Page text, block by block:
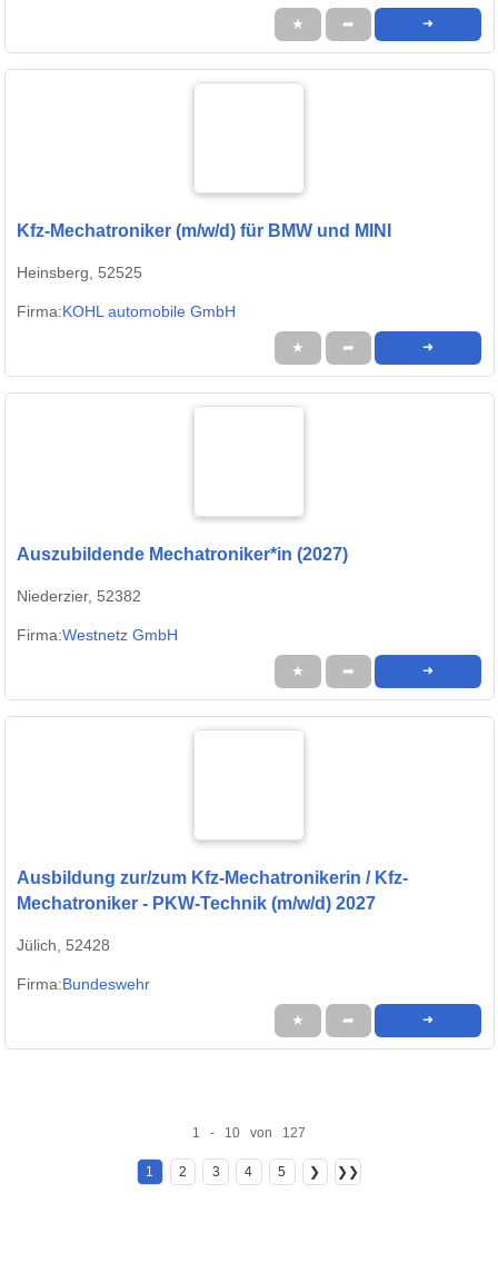
★ ➦ ➜
Kfz-Mechatroniker (m/w/d) für BMW und MINI
Heinsberg, 52525
Firma:KOHL automobile GmbH
★ ➦ ➜
Auszubildende Mechatroniker*in (2027)
Niederzier, 52382
Firma:Westnetz GmbH
★ ➦ ➜
Ausbildung zur/zum Kfz-Mechatronikerin / Kfz-
Mechatroniker - PKW-Technik (m/w/d) 2027
Jülich, 52428
Firma:Bundeswehr
★ ➦ ➜
1 - 10 von 127
1 2 3 4 5 ❯ ❯❯